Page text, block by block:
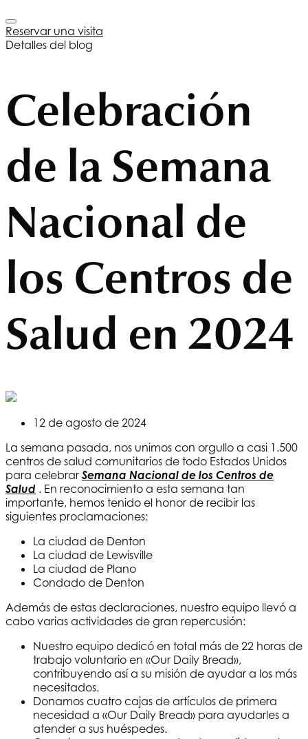
Reservar una visita
Detalles del blog
Celebración
de la Semana
Nacional de
los Centros de
Salud en 2024
12 de agosto de 2024
La semana pasada, nos unimos con orgullo a casi 1.500
centros de salud comunitarios de todo Estados Unidos
para celebrar Semana Nacional de los Centros de
Salud . En reconocimiento a esta semana tan
importante, hemos tenido el honor de recibir las
siguientes proclamaciones:
La ciudad de Denton
La ciudad de Lewisville
La ciudad de Plano
Condado de Denton
Además de estas declaraciones, nuestro equipo llevó a
cabo varias actividades de gran repercusión:
Nuestro equipo dedicó en total más de 22 horas de
trabajo voluntario en «Our Daily Bread»,
contribuyendo así a su misión de ayudar a los más
necesitados.
Donamos cuatro cajas de artículos de primera
necesidad a «Our Daily Bread» para ayudarles a
atender a sus huéspedes.